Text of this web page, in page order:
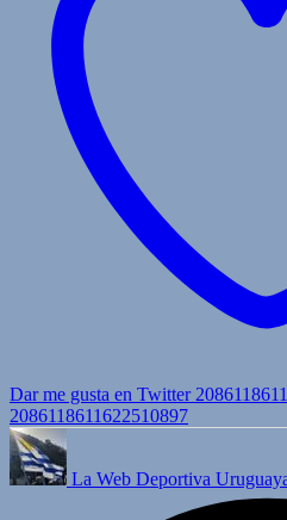
Dar me gusta en Twitter
2086118611622510897
La Web Deportiva